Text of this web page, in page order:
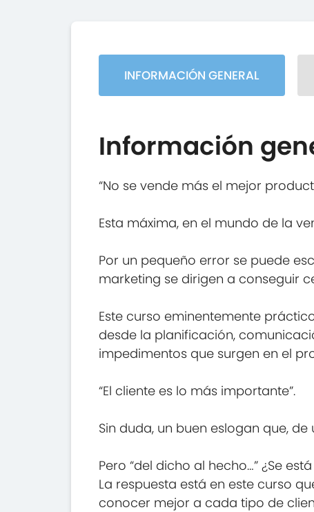
INFORMACIÓN GENERAL
Información
“No se vende más el mejor
Esta máxima, en el mundo de la
Por un pequeño error se puede
marketing se dirigen a conseguir
Este curso eminentemente
desde la planificación,
impedimentos que surgen en el
“El cliente es lo más importante”.
Sin duda, un buen eslogan que,
Pero “del dicho al hecho…” ¿Se
La respuesta está en este curso
conocer mejor a cada tipo de